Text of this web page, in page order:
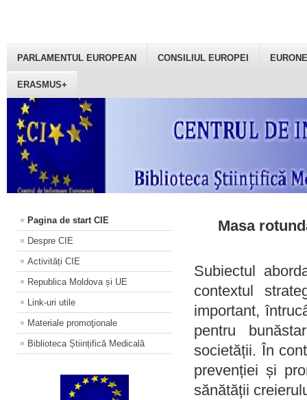
PARLAMENTUL EUROPEAN CONSILIUL EUROPEI
ERASMUS+
Pagina de start CIE
Despre CIE
Activități CIE
Republica Moldova și UE
Link-uri utile
Materiale promoţionale
Biblioteca Științifică Medicală
Masa
Subiectul
contextul
important,
pentru
societății. În
prevenției și
sănătății